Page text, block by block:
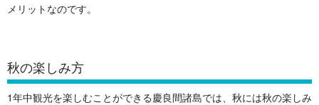
メリットなのです。
秋の楽しみ方
1年中観光を楽しむことができる慶良間諸島では、秋には秋の楽しみ